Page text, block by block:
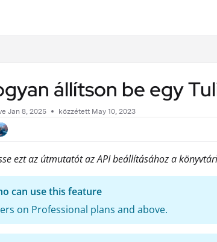
állítson be egy
Jan 8, 2025 közzétett May 10, 2023
ezt az útmutatót az API beállításához a
can use this feature
on Professional plans and above.